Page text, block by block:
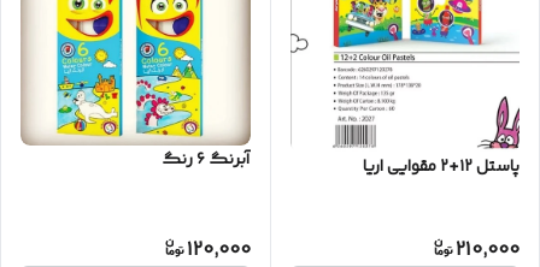
پاستل ۱۲+۲ مقوایی اریا
210,000
آبرنگ ۶ رنگ
120,000